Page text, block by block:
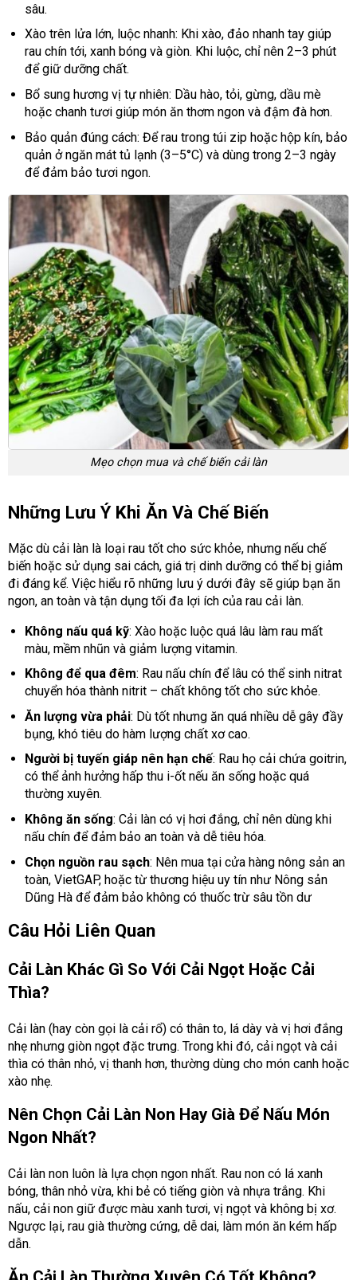
sâu.
Xào trên lửa lớn, luộc nhanh: Khi xào, đảo nhanh tay giúp
rau chín tới, xanh bóng và giòn. Khi luộc, chỉ nên 2–3 phút
để giữ dưỡng chất.
Bổ sung hương vị tự nhiên: Dầu hào, tỏi, gừng, dầu mè
hoặc chanh tươi giúp món ăn thơm ngon và đậm đà hơn.
Bảo quản đúng cách: Để rau trong túi zip hoặc hộp kín, bảo
quản ở ngăn mát tủ lạnh (3–5°C) và dùng trong 2–3 ngày
để đảm bảo tươi ngon.
Mẹo chọn mua và chế biến cải làn
Những Lưu Ý Khi Ăn Và Chế Biến
Mặc dù cải làn là loại rau tốt cho sức khỏe, nhưng nếu chế
biến hoặc sử dụng sai cách, giá trị dinh dưỡng có thể bị giảm
đi đáng kể. Việc hiểu rõ những lưu ý dưới đây sẽ giúp bạn ăn
ngon, an toàn và tận dụng tối đa lợi ích của rau cải làn.
Không nấu quá kỹ: Xào hoặc luộc quá lâu làm rau mất
màu, mềm nhũn và giảm lượng vitamin.
Không để qua đêm: Rau nấu chín để lâu có thể sinh nitrat
chuyển hóa thành nitrit – chất không tốt cho sức khỏe.
Ăn lượng vừa phải: Dù tốt nhưng ăn quá nhiều dễ gây đầy
bụng, khó tiêu do hàm lượng chất xơ cao.
Người bị tuyến giáp nên hạn chế: Rau họ cải chứa goitrin,
có thể ảnh hưởng hấp thu i-ốt nếu ăn sống hoặc quá
thường xuyên.
Không ăn sống: Cải làn có vị hơi đắng, chỉ nên dùng khi
nấu chín để đảm bảo an toàn và dễ tiêu hóa.
Chọn nguồn rau sạch: Nên mua tại cửa hàng nông sản an
toàn, VietGAP, hoặc từ thương hiệu uy tín như Nông sản
Dũng Hà để đảm bảo không có thuốc trừ sâu tồn dư
Câu Hỏi Liên Quan
Cải Làn Khác Gì So Với Cải Ngọt Hoặc Cải
Thìa?
Cải làn (hay còn gọi là cải rổ) có thân to, lá dày và vị hơi đắng
nhẹ nhưng giòn ngọt đặc trưng. Trong khi đó, cải ngọt và cải
thìa có thân nhỏ, vị thanh hơn, thường dùng cho món canh hoặc
xào nhẹ.
Nên Chọn Cải Làn Non Hay Già Để Nấu Món
Ngon Nhất?
Cải làn non luôn là lựa chọn ngon nhất. Rau non có lá xanh
bóng, thân nhỏ vừa, khi bẻ có tiếng giòn và nhựa trắng. Khi
nấu, cải non giữ được màu xanh tươi, vị ngọt và không bị xơ.
Ngược lại, rau già thường cứng, dễ dai, làm món ăn kém hấp
dẫn.